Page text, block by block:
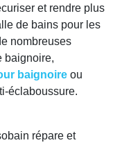
et rendre plus
de bains pour les
nombreuses
baignoire,
baignoire ou
éclaboussure.
répare et